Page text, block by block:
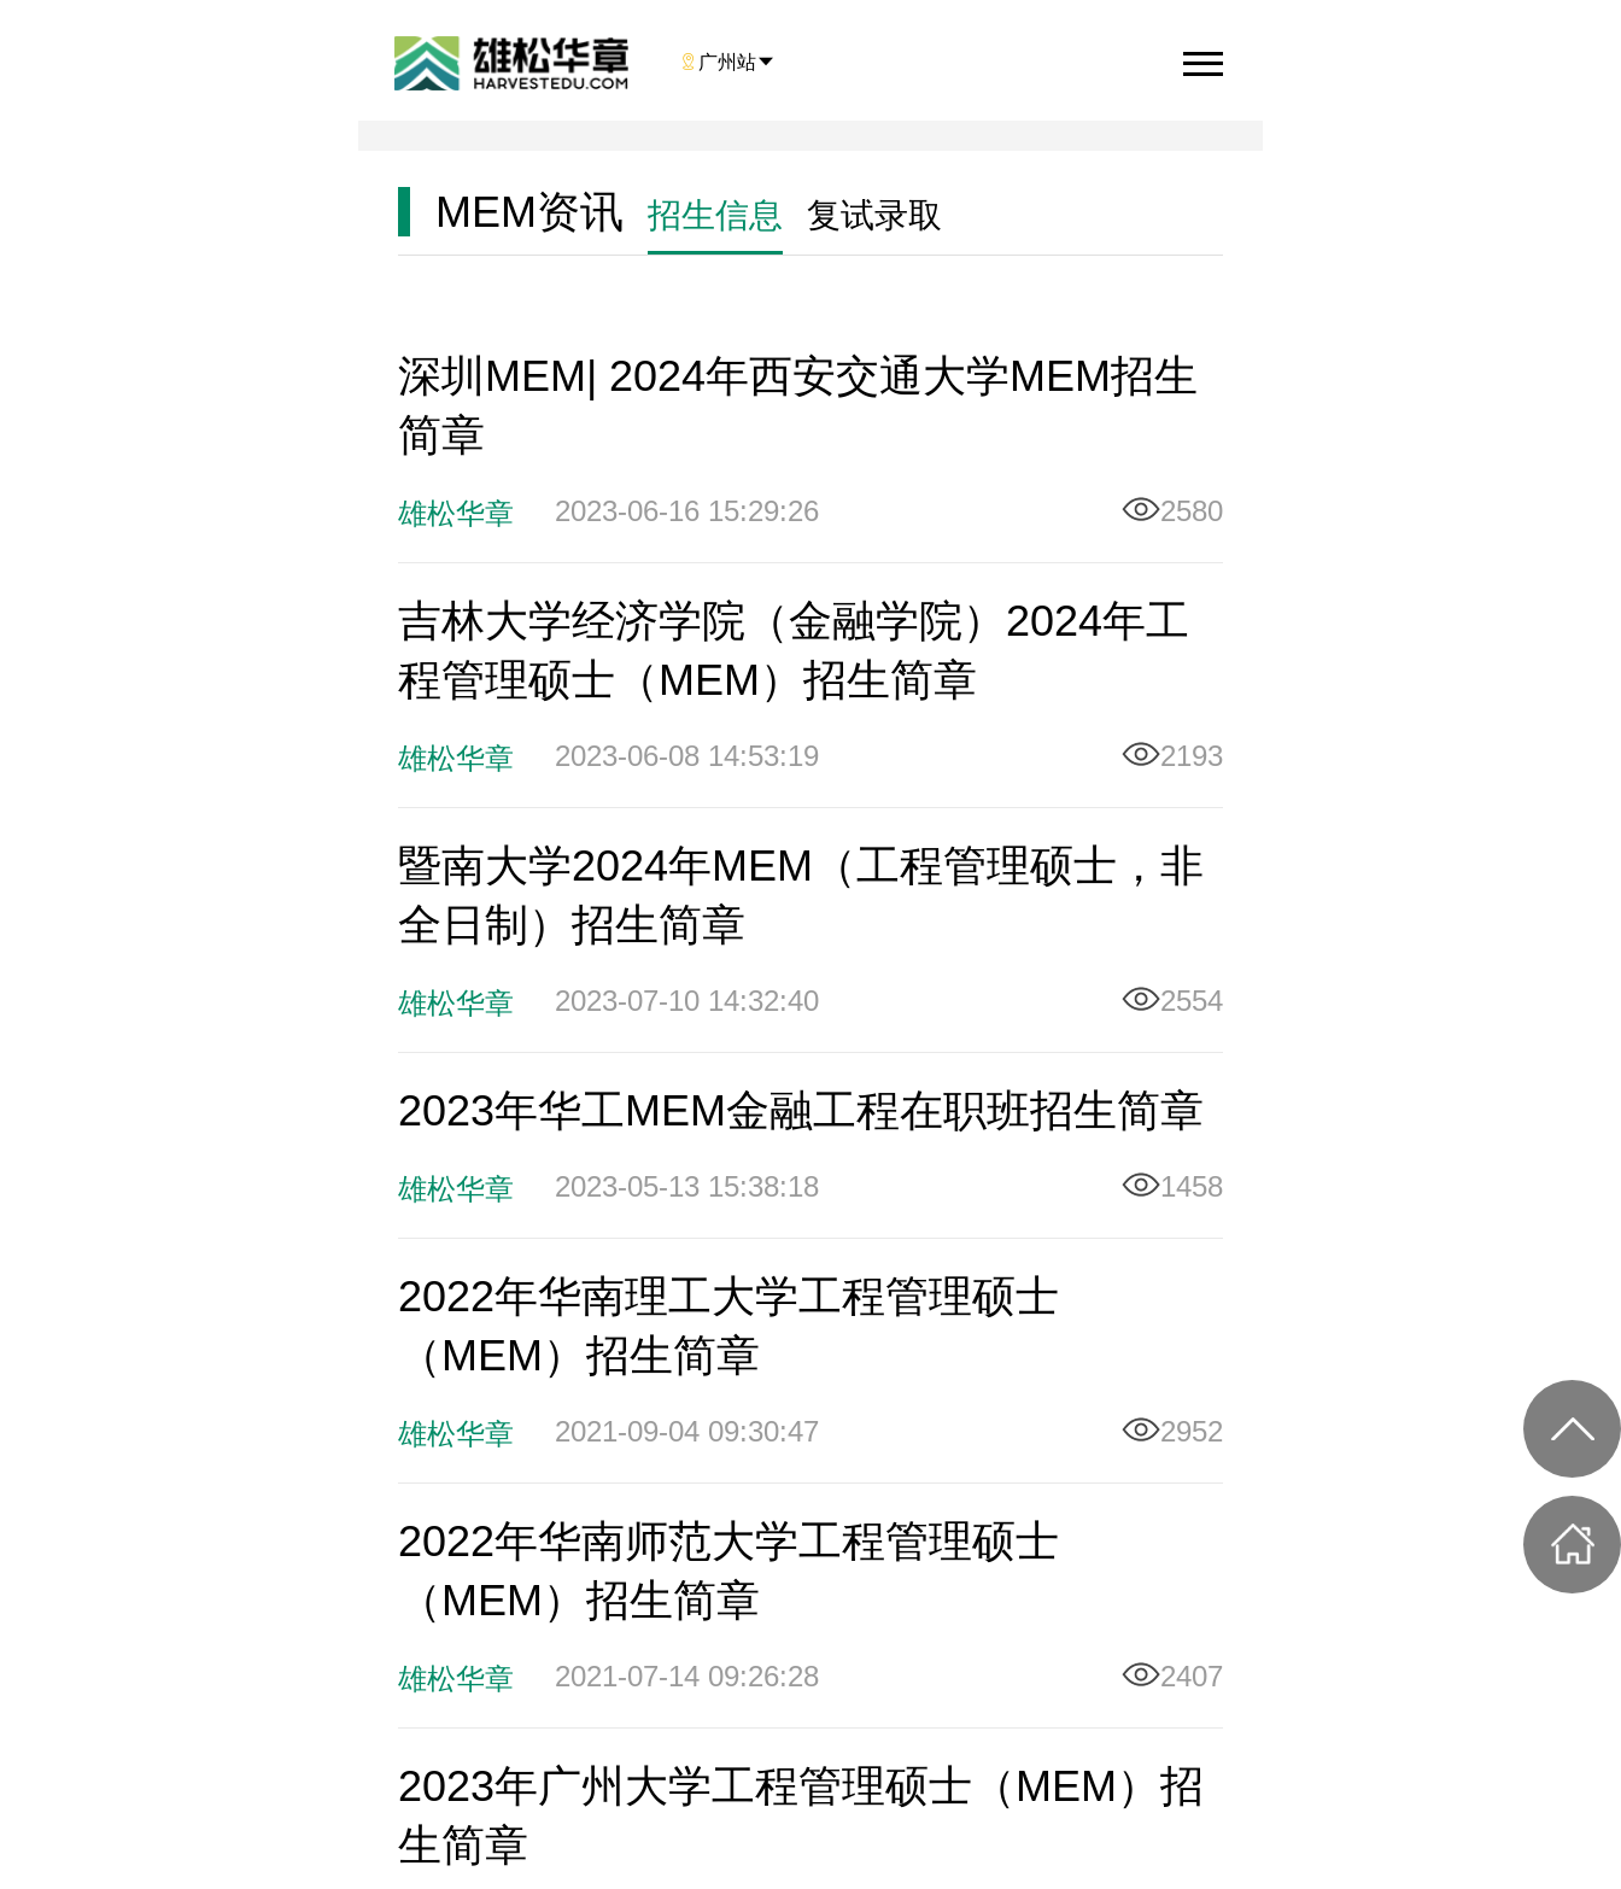
 广州站
MEM资讯 招生信息 复试录取
深圳MEM| 2024年西安交通大学MEM招生
简章
雄松华章 2023-06-16 15:29:26 2580
吉林大学经济学院（金融学院）2024年工
程管理硕士（MEM）招生简章
雄松华章 2023-06-08 14:53:19 2193
暨南大学2024年MEM（工程管理硕士，非
全日制）招生简章
雄松华章 2023-07-10 14:32:40 2554
2023年华工MEM金融工程在职班招生简章
雄松华章 2023-05-13 15:38:18 1458
2022年华南理工大学工程管理硕士
（MEM）招生简章
雄松华章 2021-09-04 09:30:47 2952
2022年华南师范大学工程管理硕士
（MEM）招生简章
雄松华章 2021-07-14 09:26:28 2407
2023年广州大学工程管理硕士（MEM）招
生简章